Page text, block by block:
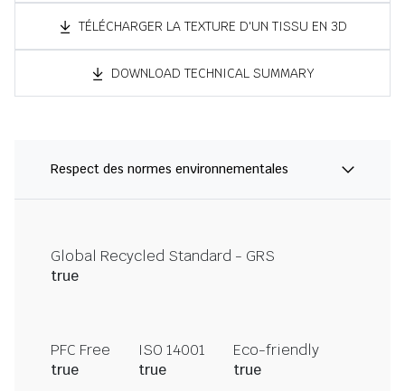
TÉLÉCHARGER LA TEXTURE D'UN TISSU EN 3D
DOWNLOAD TECHNICAL SUMMARY
Respect des normes environnementales
Global Recycled Standard - GRS
true
PFC Free
true
ISO 14001
true
Eco-friendly
true